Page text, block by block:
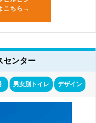
こちら→
センター
男女別トイレ デザイン